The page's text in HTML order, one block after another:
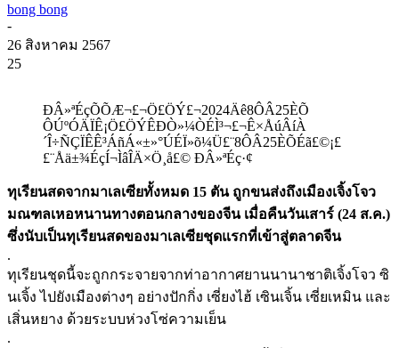
bong bong
-
26 สิงหาคม 2567
25
ÐÂ»ªÉçÕÕÆ¬£¬Ö£ÖÝ£¬2024Äê8ÔÂ25ÈÕ
ÔÚºÓÄÏÊ¡Ö£ÖÝÊÐÒ»¼ÒÉÌ³¬£¬Ê×ÅúÂíÀ
´Î÷ÑÇÏÊÊ³ÁñÁ«±»°ÚÉÏ»õ¼Ü£¨8ÔÂ25ÈÕÉã£©¡£
£¨Åä±¾ÉçÍ¬ÌâÎÄ×Ö¸å£© ÐÂ»ªÉç·¢
ทุเรียนสดจากมาเลเซียทั้งหมด 15 ตัน ถูกขนส่งถึงเมืองเจิ้งโจว
มณฑลเหอหนานทางตอนกลางของจีน เมื่อคืนวันเสาร์ (24 ส.ค.)
ซึ่งนับเป็นทุเรียนสดของมาเลเซียชุดแรกที่เข้าสู่ตลาดจีน
.
ทุเรียนชุดนี้จะถูกกระจายจากท่าอากาศยานนานาชาติเจิ้งโจว ซิ
นเจิ้ง ไปยังเมืองต่างๆ อย่างปักกิ่ง เซี่ยงไฮ้ เซินเจิ้น เซี่ยเหมิน และ
เสิ่นหยาง ด้วยระบบห่วงโซ่ความเย็น
.